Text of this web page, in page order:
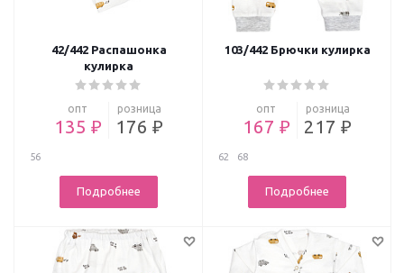
42/442 Распашонка
кулирка
опт
135 ₽
розница
176 ₽
56
Подробнее
103/442 Брючки кулирка
опт
167 ₽
розница
217 ₽
62 68
Подробнее